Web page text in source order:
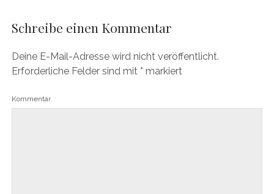
Schreibe einen Kommentar
Deine E-Mail-Adresse wird nicht veröffentlicht.
Erforderliche Felder sind mit * markiert
Kommentar